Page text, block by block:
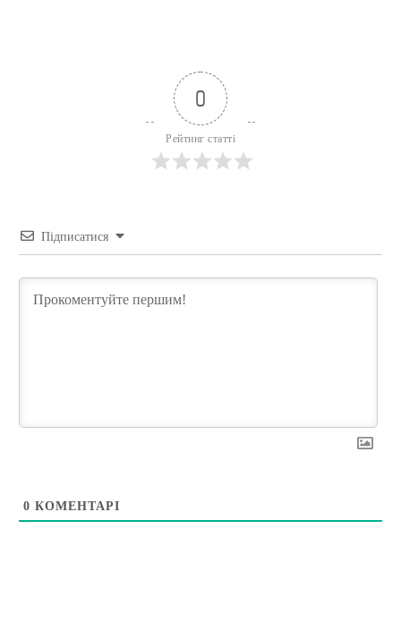
0
Рейтинг статті
Підписатися
0 КОМЕНТАРІ